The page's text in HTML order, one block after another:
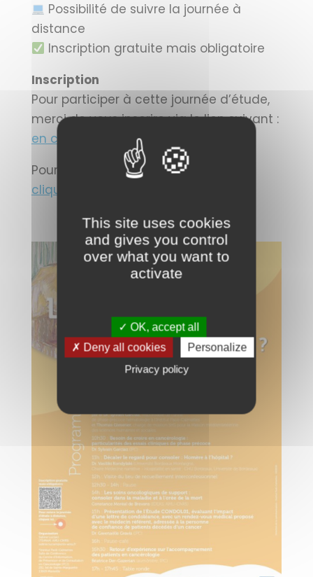
Possibilité de suivre la journée à
distance
Inscription gratuite mais obligatoire
Inscription
Pour participer à cette journée d’étude,
merci de vous inscrire via le lien suivant :
en cliquant ici
Pour suivre la journée à distance :
cliquant ici
This site uses cookies
and gives you control
over what you want to
activate
✓ OK, accept all
✗ Deny all cookies
Personalize
Privacy policy